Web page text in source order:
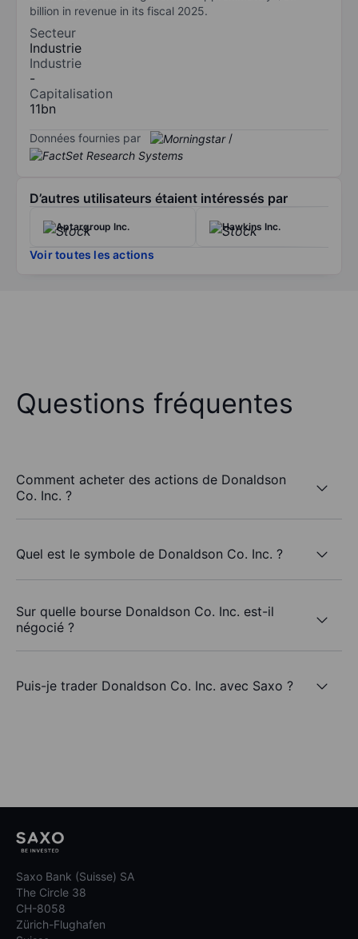
billion in revenue in its fiscal 2025.
Secteur
Industrie
Industrie
-
Capitalisation
11bn
Données fournies par /
D’autres utilisateurs étaient intéressés par
Aptargroup Inc. Hawkins Inc.
Voir toutes les actions
Questions fréquentes
Comment acheter des actions de Donaldson
Co. Inc. ?
Quel est le symbole de Donaldson Co. Inc. ?
Sur quelle bourse Donaldson Co. Inc. est-il
négocié ?
Puis-je trader Donaldson Co. Inc. avec Saxo ?
Saxo Bank (Suisse) SA
The Circle 38
CH-8058
Zürich-Flughafen